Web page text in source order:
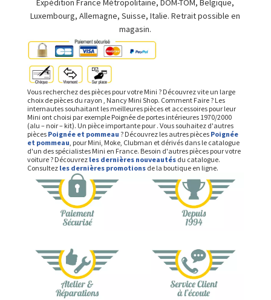
Luxembourg, Allemagne, Suisse, Italie. Retrait possible en
magasin.
Vous recherchez des pièces pour votre Mini ? Découvrez vite un large
choix de pièces du rayon , Nancy Mini Shop. Comment Faire ? Les
internautes souhaitant les meilleures pièces et accessoires pour leur
Mini ont choisi par exemple Poignée de portes intérieures 1970/2000
(alu – noir – kit). Un pièce importante pour . Vous souhaitez d'autres
pièces Poignée et pommeau ? Découvrez les autres pièces Poignée
et pommeau, pour Mini, Moke, Clubman et dérivés dans le catalogue
d'un des spécialistes Mini en France. Besoin d'autres pièces pour votre
voiture ? Découvrez les dernières nouveautésdu catalogue.
Consultez les dernières promotionsde la boutique en ligne.